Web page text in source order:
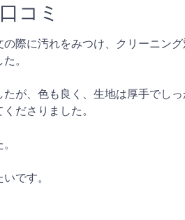
コミ
際に汚れをみつけ、クリーニング
。
が、色も良く、生地は厚手でしっ
ださりました。
です。